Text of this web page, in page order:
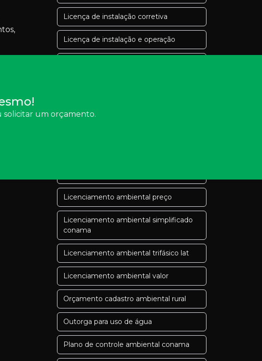
solicitar um orçamento.
Licença de instalação corretiva
Licença de instalação e operação
consulta
Licenciamento ambiental preço
Licenciamento ambiental simplificado
conama
Licenciamento ambiental trifásico lat
Licenciamento ambiental valor
Orçamento cadastro ambiental rural
Outorga para uso de água
Plano de controle ambiental conama